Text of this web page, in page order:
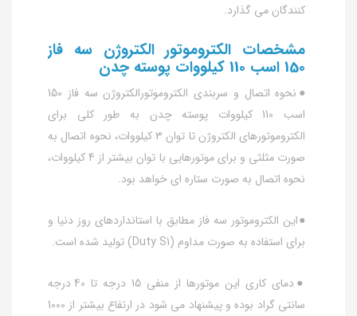
کنندگان می گذارد.
مشخصات الکتروموتور الکتروژن سه فاز
150 اسب 110 کیلووات پوسته چدن
●نحوه اتصال و سربندی الکتروموتورالکتروژن سه فاز 150
اسب 110 کیلووات پوسته چدن به طور کلی برای
الکتروموتورهای الکتروژن تا توان 3 کیلووات، نحوه اتصال به
صورت مثلثی و برای موتورهایی با توان بیشتر از 4 کیلووات،
نحوه اتصال به صورت ستاره ای خواهد بود.
●این الکتروموتور سه فاز مطابق با استانداردهای روز دنیا و
برای استفاده به صورت مداوم (Duty S1) تولید شده است.
●دمای کاری این موتورها از منفی 15 درجه تا 40 درجه
سانتی گراد بوده و پیشنهاد می شود در ارتفاع بیشتر از 1000